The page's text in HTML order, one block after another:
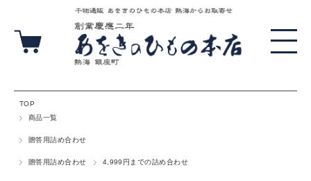
TOP
商品一覧
贈答用詰め合わせ
贈答用詰め合わせ 4,999円までの詰め合わせ